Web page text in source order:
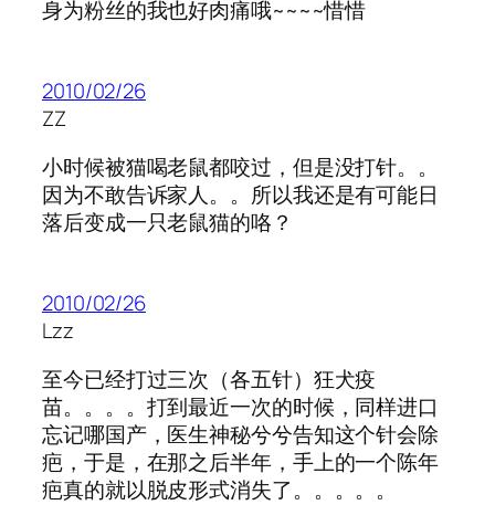
身为粉丝的我也好肉痛哦~~~~惜惜
2010/02/26
ZZ
小时候被猫喝老鼠都咬过，但是没打针。。
因为不敢告诉家人。。所以我还是有可能日
落后变成一只老鼠猫的咯？
2010/02/26
Lzz
至今已经打过三次（各五针）狂犬疫
苗。。。。打到最近一次的时候，同样进口
忘记哪国产，医生神秘兮兮告知这个针会除
疤，于是，在那之后半年，手上的一个陈年
疤真的就以脱皮形式消失了。。。。。